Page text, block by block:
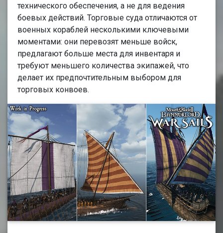
технического обеспечения, а не для ведения
боевых действий. Торговые суда отличаются от
военных кораблей несколькими ключевыми
моментами: они перевозят меньше войск,
предлагают больше места для инвентаря и
требуют меньшего количества экипажей, что
делает их предпочтительным выбором для
торговых конвоев.